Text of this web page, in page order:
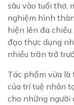
sâu vào tuổi thơ,
nghiệm hình
hiện lên đa
đạo thực dụng
nhiều trăn trở
Tác phẩm vừa
của trí tuệ nhân
cho những người